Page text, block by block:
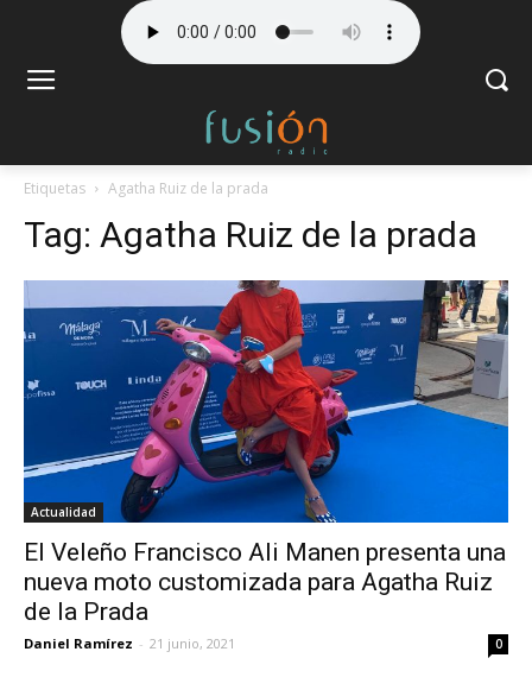
Etiquetas Agatha Ruiz de la prada
Tag: Agatha Ruiz de la prada
Actualidad
El Veleño Francisco Ali Manen presenta una
nueva moto customizada para Agatha Ruiz
de la Prada
Daniel Ramírez - 21 junio, 2021 0